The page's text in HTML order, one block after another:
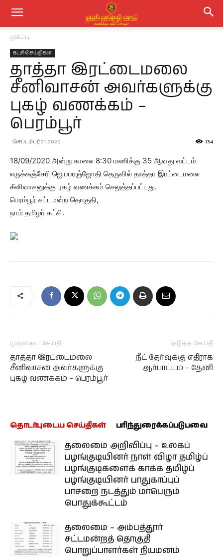
முகப்பு
கட்சி செய்திகள்
தாத்தா இரட்டைமலை
சீனிவாசன் அவர்களுக்கு
புகழ் வணக்கம் –
பெரம்பூர்
செப்டம்பர் 21, 2020 134
18/09/2020 அன்று காலை 8:30 மணிக்கு 35 ஆவது வட்டம்
எருக்கஞ்சேரி ஜெயபரஞ்ஜோதி தெருவில் தாத்தா இரட்டைமலை
சீனிவாசனுக்கு புகழ் வணக்கம் செலுத்தப்பட்டது.
பெரம்பூர் சட்டமன்ற தொகுதி,
நாம் தமிழர் கட்சி.
முந்தைய செய்தி
தாத்தா இரட்டைமலை
சீனிவாசன் அவர்களுக்கு
புகழ் வணக்கம் – பெரம்பூர்
அடுத்த செய்தி
நீட் தேர்வுக்கு எதிராக
ஆர்பாட்டம் – தேனி
தொடர்புடைய செய்திகள் பரிந்துரைக்கப்படுபவை
தலைமை அறிவிப்பு – உலகப்
பழங்குடியினர் நாள் விழா தமிழ்ப்
பழங்குடிகளைக் காக்க தமிழ்ப்
பழங்குடியினர் பாதுகாப்புப்
பாசறை நடத்தும் மாபெரும்
பொதுக்கூட்டம்
தலைமை – அம்பத்தூர்
சட்டமன்றத் தொகுதி
பொறுப்பாளர்கள் நியமனம்